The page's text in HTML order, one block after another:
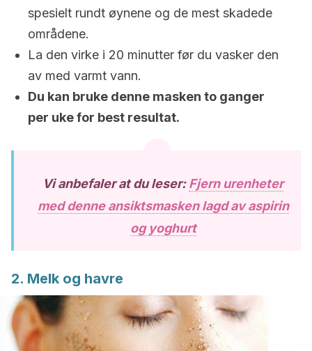
spesielt rundt øynene og de mest skadede
områdene.
La den virke i 20 minutter før du vasker den
av med varmt vann.
Du kan bruke denne masken to ganger
per uke for best resultat.
Vi anbefaler at du leser:Fjern urenheter
med denne ansiktsmasken lagd av aspirin
og yoghurt
2. Melk og havre